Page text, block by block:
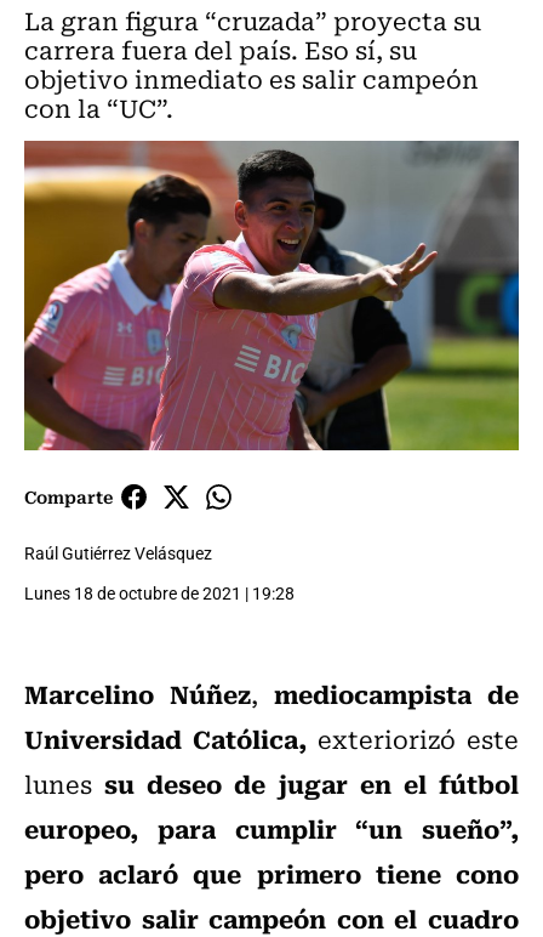
La gran figura “cruzada” proyecta su
carrera fuera del país. Eso sí, su
objetivo inmediato es salir campeón
con la “UC”.
Comparte
Raúl Gutiérrez Velásquez
Lunes 18 de octubre de 2021 | 19:28
Marcelino Núñez, mediocampista de
Universidad Católica, exteriorizó este
lunes su deseo de jugar en el fútbol
europeo, para cumplir “un sueño”,
pero aclaró que primero tiene cono
objetivo salir campeón con el cuadro